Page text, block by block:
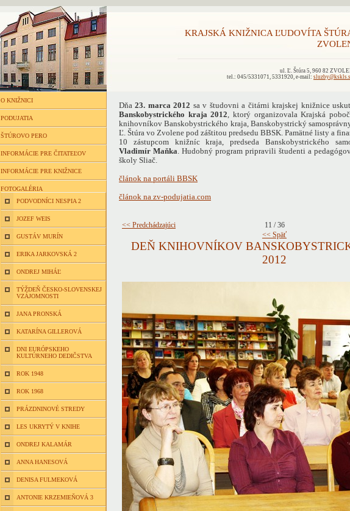
KRAJSKÁ KNIŽNICA ĽUDOVÍTA
ul. Ľ. Štúra 5, 960 82
tel.: 045/5331071, 5331920, e-mail:
O KNIŽNICI
PODUJATIA
ŠTÚROVO PERO
INFORMÁCIE PRE ČITATEĽOV
INFORMÁCIE PRE KNIŽNICE
FOTOGALÉRIA
PODVODNÍCI NESPIA 2
JOZEF WEIS
GUSTÁV MURÍN
ERIKA JARKOVSKÁ 2
ONDREJ MIHÁĽ
TÝŽDEŇ ČESKO-SLOVENSKEJ
VZÁJOMNOSTI
JANA PRONSKÁ
KATARÍNA GILLEROVÁ
DNI EURÓPSKEHO
KULTÚRNEHO DEDIČSTVA
ROK 1948
ROK 1968
PRÁZDNINOVÉ STREDY
LES UKRYTÝ V KNIHE
ONDREJ KALAMÁR
ANNA HANESOVÁ
DENISA FULMEKOVÁ
ANTONIE KRZEMIEŇOVÁ 3
Dňa23. marca 2012 sa v študovni a čitárni krajskej knižnice
Banskobystrického kraja 2012, ktorý organizovala Krajská
knihovníkov Banskobystrického kraja, Banskobystrický
Ľ. Štúra vo Zvolene pod záštitou predsedu BBSK. Pamätné listy a
10 zástupcom knižníc kraja, predseda Banskobystrického
Vladimír Maňka. Hudobný program pripravili študenti a
školy Sliač.
článok na portáli BBSK
článok na zv-podujatia.com
<< Predchádzajúci 11 / 36
<< Späť
DEŇ KNIHOVNÍKOV
2012